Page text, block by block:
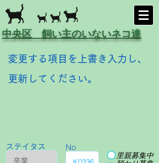
中央区 飼い主のいないネコ達
変更する項目を上書き入力し、
更新してください。
ステイタス No
里親募集中